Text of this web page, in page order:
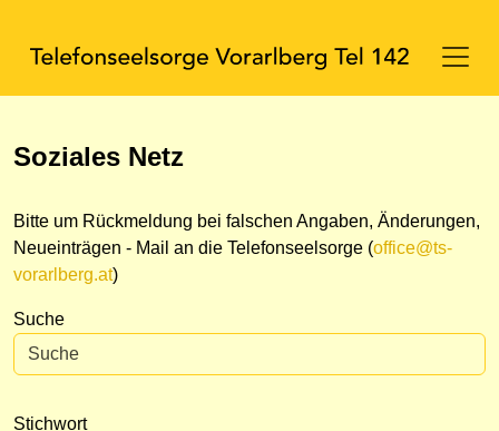
Soziales Netz
Bitte um Rückmeldung bei falschen Angaben, Änderungen,
Neueinträgen - Mail an die Telefonseelsorge (office@ts-
vorarlberg.at)
Suche
Stichwort